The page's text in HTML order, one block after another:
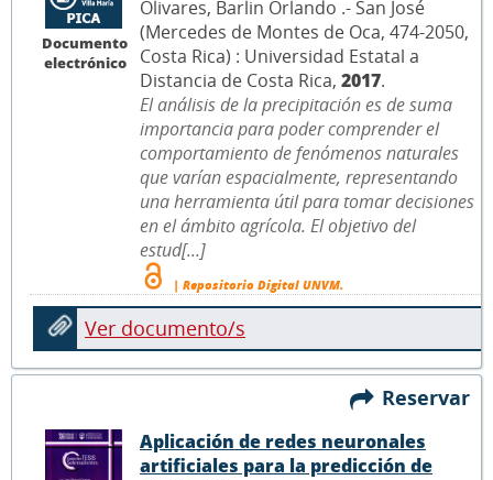
Documento
electrónico
Olivares, Barlin Orlando .- San José
(Mercedes de Montes de Oca, 474-2050,
Costa Rica) : Universidad Estatal a
Distancia de Costa Rica, 2017.
El análisis de la precipitación es de suma
importancia para poder comprender el
comportamiento de fenómenos naturales
que varían espacialmente, representando
una herramienta útil para tomar decisiones
en el ámbito agrícola. El objetivo del
estud[...]
| Repositorio Digital UNVM.
Ver documento/s
Reservar
Aplicación de redes neuronales
artificiales para la predicción de